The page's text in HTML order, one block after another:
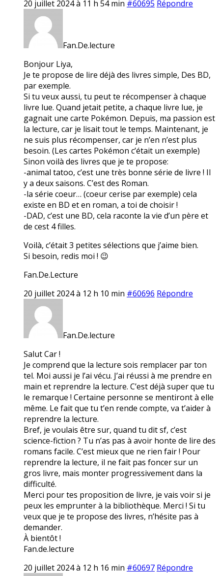
20 juillet 2024 à 11 h 54 min #60695 Répondre
Fan.De.lecture
Bonjour Liya,
Je te propose de lire déjà des livres simple, Des BD,
par exemple.
Si tu veux aussi, tu peut te récompenser à chaque
livre lue. Quand jetait petite, a chaque livre lue, je
gagnait une carte Pokémon. Depuis, ma passion est
la lecture, car je lisait tout le temps. Maintenant, je
ne suis plus récompenser, car je n’en n’est plus
besoin. (Les cartes Pokémon c’était un exemple)
Sinon voilà des livres que je te propose:
-animal tatoo, c’est une très bonne série de livre ! Il
y a deux saisons. C’est des Roman.
-la série coeur… (coeur cerise par exemple) cela
existe en BD et en roman, a toi de choisir !
-DAD, c’est une BD, cela raconte la vie d’un père et
de cest 4 filles.
Voilà, c’était 3 petites sélections que j’aime bien.
Si besoin, redis moi ! 😉
Fan.De.Lecture
20 juillet 2024 à 12 h 10 min #60696 Répondre
Fan.De.lecture
Salut Car !
Je comprend que la lecture sois remplacer par ton
tel. Moi aussi je l’ai vécu. J’ai réussi à me prendre en
main et reprendre la lecture. C’est déjà super que tu
le remarque ! Certaine personne se mentiront à elle
même. Le fait que tu t’en rende compte, va t’aider à
reprendre la lecture.
Bref, je voulais être sur, quand tu dit sf, c’est
science-fiction ? Tu n’as pas à avoir honte de lire des
romans facile. C’est mieux que ne rien fair ! Pour
reprendre la lecture, il ne fait pas foncer sur un
gros livre, mais monter progressivement dans la
difficulté.
Merci pour tes proposition de livre, je vais voir si je
peux les emprunter à la bibliothèque. Merci ! Si tu
veux que je te propose des livres, n’hésite pas à
demander.
À bientôt !
Fan.de.lecture
20 juillet 2024 à 12 h 16 min #60697 Répondre